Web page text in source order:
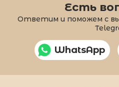
Есть
Ответим и поможем с
WhatsApp